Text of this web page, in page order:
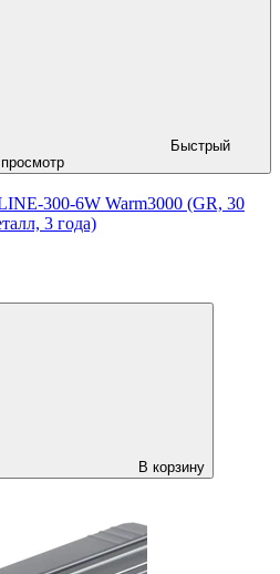
Быстрый
просмотр
300-6W Warm3000 (GR, 30
3 года)
В корзину